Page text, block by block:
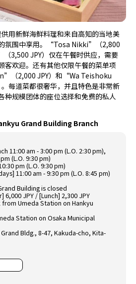
用新鲜海鲜料理和来自高知的当地美
氛围中享用。“Tosa Nikki”（2,800
3,500 JPY）仅在午餐时供应，需要
客欢迎。还有其他仅限午餐的菜单项
（2,000 JPY）和“Wa Teishoku
每道菜都很奢华，并且特色是非常新
种规模团体的座位选择和免费的私人
Grand Building Branch
11:00 am - 3:00 pm (L.O. 2:30 pm),
(L.O. 9:30 pm)
pm (L.O. 9:30 pm)
11:00 am - 9:30 pm (L.O. 8:45 pm)
Building is closed
6,000 JPY / [Lunch] 2,300 JPY
from Umeda Station on Hankyu
Station on Osaka Municipal
Grand Bldg., 8-47, Kakuda-cho, Kita-